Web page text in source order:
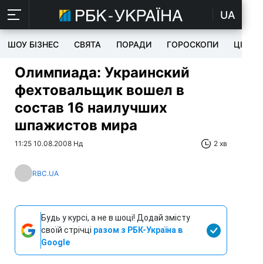
UA
ШОУ БІЗНЕС СВЯТА ПОРАДИ ГОРОСКОПИ ЦІКАВЕ
Олимпиада: Украинский
фехтовальщик вошел в
состав 16 наилучших
шпажистов мира
11:25 10.08.2008 Нд 2 хв
RBC.UA
Будь у курсі, а не в шоці! Додай змісту
своїй стрічці разом з РБК-Україна в
Google